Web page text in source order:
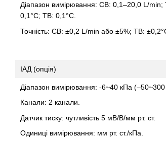
Діапазон вимірювання: СВ: 0,1–20,0 L/min;
0,1°С; ТВ: 0,1°С.
Точність: СВ: ±0,2 L/min або ±5%; ТВ:
ІАД (опція)
Діапазон вимірювання: -6~40 кПа (–50~300
Канали: 2 канали.
Датчик тиску: чутливість 5 мВ/В/мм рт. ст.
Одиниці вимірювання: мм рт. ст./кПа.